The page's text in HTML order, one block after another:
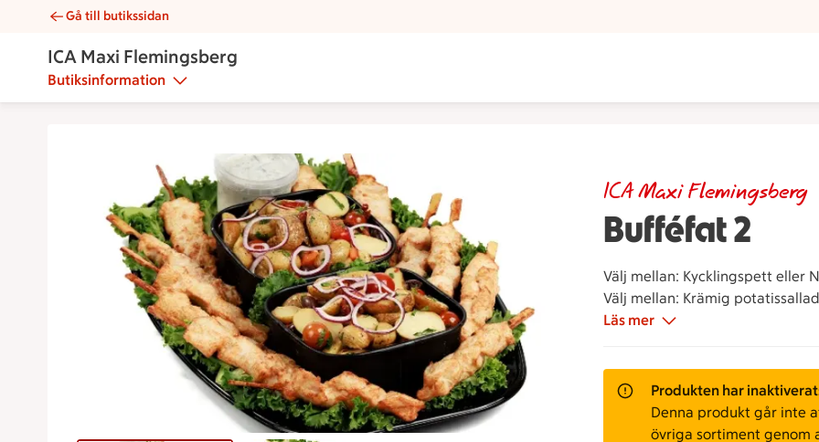
Bufféfat 2 | Catering ICA Maxi Flemingsberg
Gå till butikssidan
ICA Maxi Flemingsberg
Butiksinformation
Bufféfat 2
ICA Maxi Flemingsberg
Välj mellan: Kycklingspett eller
Välj mellan: Krämig
Välj mellen: Tzatziki eller
Läs mer
Produkten har
Denna produkt går inte
övriga sortiment genom